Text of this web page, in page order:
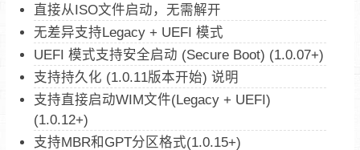
直接从ISO文件启动，无需解开
无差异支持Legacy + UEFI 模式
UEFI 模式支持安全启动 (Secure Boot) (1.0.07+)
支持持久化 (1.0.11版本开始) 说明
支持直接启动WIM文件(Legacy + UEFI)
(1.0.12+)
支持MBR和GPT分区格式(1.0.15+)